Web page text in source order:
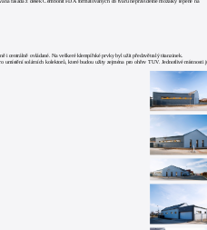
i centrálně ovládané. Na veškeré klempířské prvky byl užit předzvětralý titanzinek.
solárních kolektorů, které budou užity zejména pro ohřev TUV. Jednotlivé místnosti